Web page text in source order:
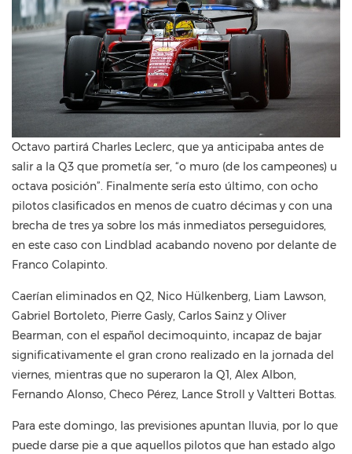
Octavo partirá Charles Leclerc, que ya anticipaba antes de
salir a la Q3 que prometía ser, “o muro (de los campeones) u
octava posición”. Finalmente sería esto último, con ocho
pilotos clasificados en menos de cuatro décimas y con una
brecha de tres ya sobre los más inmediatos perseguidores,
en este caso con Lindblad acabando noveno por delante de
Franco Colapinto.
Caerían eliminados en Q2, Nico Hülkenberg, Liam Lawson,
Gabriel Bortoleto, Pierre Gasly, Carlos Sainz y Oliver
Bearman, con el español decimoquinto, incapaz de bajar
significativamente el gran crono realizado en la jornada del
viernes, mientras que no superaron la Q1, Alex Albon,
Fernando Alonso, Checo Pérez, Lance Stroll y Valtteri Bottas.
Para este domingo, las previsiones apuntan lluvia, por lo que
puede darse pie a que aquellos pilotos que han estado algo